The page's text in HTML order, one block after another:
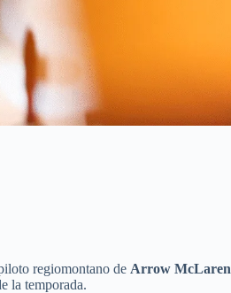
regiomontano de Arrow McLaren
la temporada.